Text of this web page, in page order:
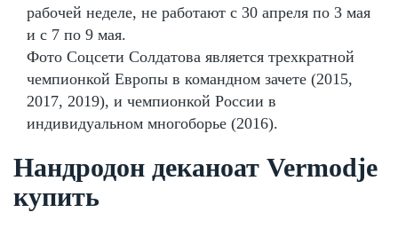
рабочей неделе, не работают с 30 апреля по 3 мая
и с 7 по 9 мая.
Фото Соцсети Солдатова является трехкратной
чемпионкой Европы в командном зачете (2015,
2017, 2019), и чемпионкой России в
индивидуальном многоборье (2016).
Нандродон деканоат Vermodje
купить